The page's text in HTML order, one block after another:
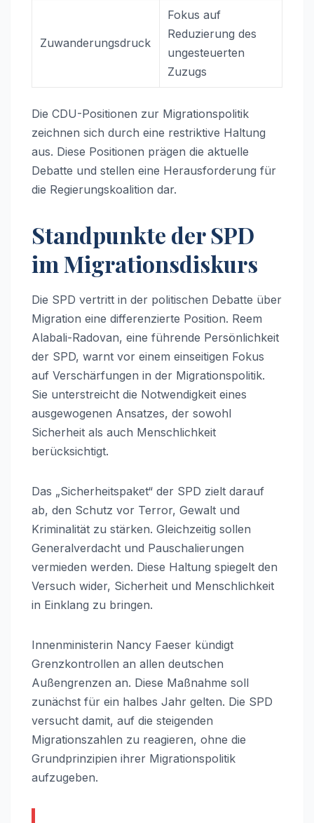
Zuwanderungsdruck
Fokus auf
Reduzierung des
ungesteuerten
Zuzugs
Die CDU-Positionen zur Migrationspolitik
zeichnen sich durch eine restriktive Haltung
aus. Diese Positionen prägen die aktuelle
Debatte und stellen eine Herausforderung für
die Regierungskoalition dar.
Standpunkte der SPD
im Migrationsdiskurs
Die SPD vertritt in der politischen Debatte über
Migration eine differenzierte Position. Reem
Alabali-Radovan, eine führende Persönlichkeit
der SPD, warnt vor einem einseitigen Fokus
auf Verschärfungen in der Migrationspolitik.
Sie unterstreicht die Notwendigkeit eines
ausgewogenen Ansatzes, der sowohl
Sicherheit als auch Menschlichkeit
berücksichtigt.
Das „Sicherheitspaket“ der SPD zielt darauf
ab, den Schutz vor Terror, Gewalt und
Kriminalität zu stärken. Gleichzeitig sollen
Generalverdacht und Pauschalierungen
vermieden werden. Diese Haltung spiegelt den
Versuch wider, Sicherheit und Menschlichkeit
in Einklang zu bringen.
Innenministerin Nancy Faeser kündigt
Grenzkontrollen an allen deutschen
Außengrenzen an. Diese Maßnahme soll
zunächst für ein halbes Jahr gelten. Die SPD
versucht damit, auf die steigenden
Migrationszahlen zu reagieren, ohne die
Grundprinzipien ihrer Migrationspolitik
aufzugeben.